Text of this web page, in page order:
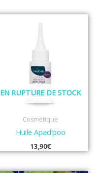
EN RUPTURE DE STOCK
Cosmétique
Huile Apad’poo
13,90€